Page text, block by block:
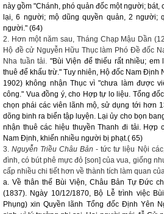
này gồm "Chánh, phó quản đốc một người;
lại, 6 người; mộ dũng quyền quản, 2 người;
người." (64)
2. Hơn một năm sau, Tháng Chạp Mậu Dần
Hộ đề cử Nguyễn Hữu Thục làm Phó Đề đốc
Nha tuần tải. "Bùi Viện để thiếu rất nhiều;
thuê để khấu trừ." Tuy nhiên, Hộ đốc Nam Định
1902) không nhận Thục vì "chưa làm được
công." Vua đồng ý, cho Hợp tự lo liệu. Tổng
chọn phái các viên lãnh mộ, sử dụng tới hơn
dõng binh ra biển tập luyện. Lại ủy cho bọn
nhận thuê các hiệu thuyền Thanh đi tải. Hợp
Nam Định, khiến nhiều người bị phạt.( 65)
3.Nguyễn Triều Châu Bản- tức tư liệu Nội
đình, có bút phê mực đỏ [son] của vua, giống
cấp nhiều chi tiết hơn về thành tích làm quan
a. Về thân thế Bùi Viện, Châu Bản Tự Đức
(1837). Ngày 10/12/1870, Bộ Lễ trình việc
Phụng) xin Quyền lãnh Tổng đốc Định Yên